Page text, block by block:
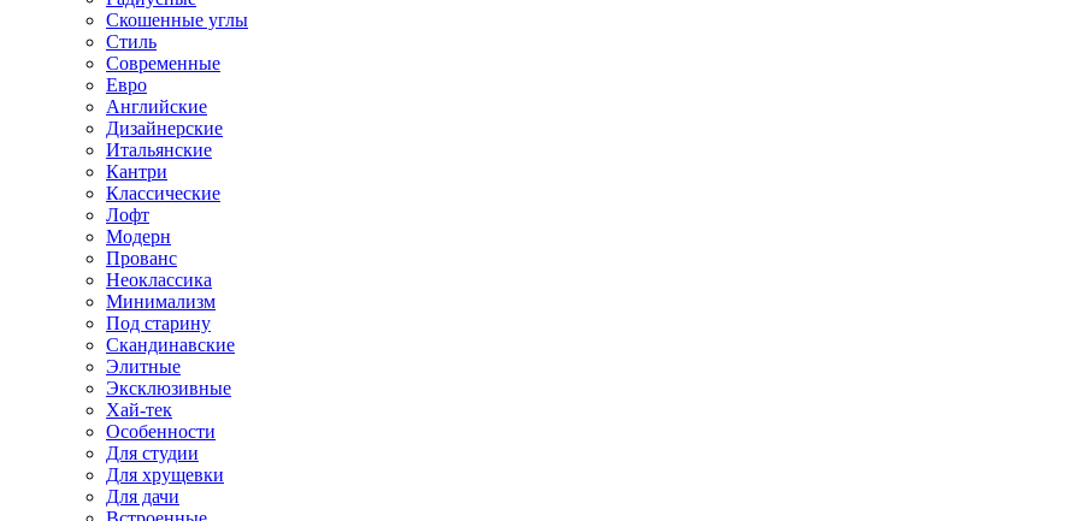
Скошенные углы
Стиль
Современные
Евро
Английские
Дизайнерские
Итальянские
Кантри
Классические
Лофт
Модерн
Прованс
Неоклассика
Минимализм
Под старину
Скандинавские
Элитные
Эксклюзивные
Хай-тек
Особенности
Для студии
Для хрущевки
Для дачи